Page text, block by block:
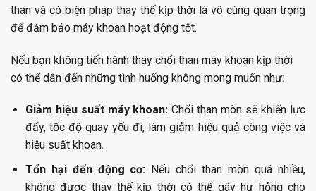
than và có biện pháp thay thế kịp thời là vô cùng quan trọng
để đảm bảo máy khoan hoạt động tốt.
Nếu bạn không tiến hành thay chổi than máy khoan kịp thời
có thể dẫn đến những tình huống không mong muốn như:
Giảm hiệu suất máy khoan:Chổi than mòn sẽ khiến lực
đẩy, tốc độ quay yếu đi, làm giảm hiệu quả công việc và
hiệu suất khoan.
Tổn hại đến động cơ: Nếu chổi than mòn quá nhiều,
không được thay thế kịp thời có thể gây hư hỏng cho